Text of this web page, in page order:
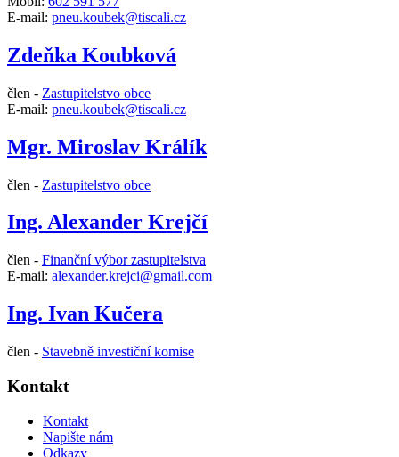
E-mail: pneu.koubek@tiscali.cz
Zdeňka Koubková
člen - Zastupitelstvo obce
E-mail: pneu.koubek@tiscali.cz
Mgr. Miroslav Králík
člen - Zastupitelstvo obce
Ing. Alexander Krejčí
člen - Finanční výbor zastupitelstva
E-mail: alexander.krejci@gmail.com
Ing. Ivan Kučera
člen - Stavebně investiční komise
Kontakt
Kontakt
Napište nám
Odkazy